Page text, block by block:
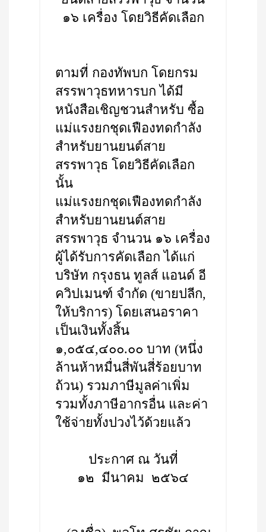
๑๖ เครื่อง โดยวิธีคัดเลือก
ตามที่ กองทัพบก โดยกรม
สรรพาวุธทหารบก ได้มี
หนังสือเชิญชวนสำหรับ ซื้อ
แม่แรงยกชุดเฟืองทดกำลัง
สำหรับยานยนต์สาย
สรรพาวุธ โดยวิธีคัดเลือก
นั้น
แม่แรงยกชุดเฟืองทดกำลัง
สำหรับยานยนต์สาย
สรรพาวุธ จำนวน ๑๖ เครื่อง
ผู้ได้รับการคัดเลือก ได้แก่
บริษัท กรุงธน ทูลส์ แอนด์ อี
ควิปเมนฑ์ จำกัด (ขายปลีก,
ให้บริการ) โดยเสนอราคา
เป็นเงินทั้งสิ้น
๑,๐๕๔,๔๐๐.๐๐ บาท (หนึ่ง
ล้านห้าหมื่นสี่พันสี่ร้อยบาท
ถ้วน) รวมภาษีมูลค่าเพิ่ม
รวมทั้งภาษีอากรอื่น และค่า
ใช้จ่ายทั้งปวงไว้ด้วยแล้ว
ประกาศ ณ วันที่
๑๒ มีนาคม ๒๕๖๔